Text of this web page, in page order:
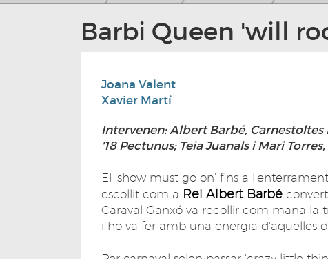
Barbi Queen 'will
Joana Valent
Xavier Martí
Intervenen: Albert Barbé, Carnestoltes
'18 Pectunus; Teia Juanals i Mari
El 'show must go on' fins a
escollit com a Rei Albert Barbé
Caraval Ganxó va recollir com mana la
i ho va fer amb una energia d'aquelles